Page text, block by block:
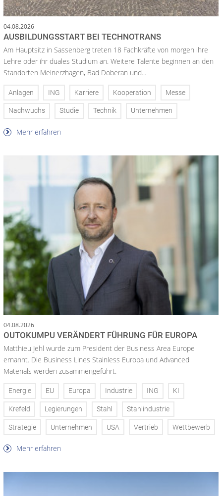
04.08.2026
AUSBILDUNGSSTART BEI TECHNOTRANS
Am Hauptsitz in Sassenberg treten 18 Fachkräfte von morgen ihre
Lehre oder ihr duales Studium an. Weitere Talente beginnen an den
Standorten Meinerzhagen, Bad Doberan und...
Anlagen ING Karriere Kooperation Messe
Nachwuchs Studie Technik Unternehmen
Mehr erfahren
04.08.2026
OUTOKUMPU VERÄNDERT FÜHRUNG FÜR EUROPA
Matthieu Jehl wurde zum President der Business Area Europe
ernannt. Die Business Lines Stainless Europa und Advanced
Materials werden zusammengeführt.
Energie EU Europa Industrie ING KI
Krefeld Legierungen Stahl Stahlindustrie
Strategie Unternehmen USA Vertrieb Wettbewerb
Mehr erfahren